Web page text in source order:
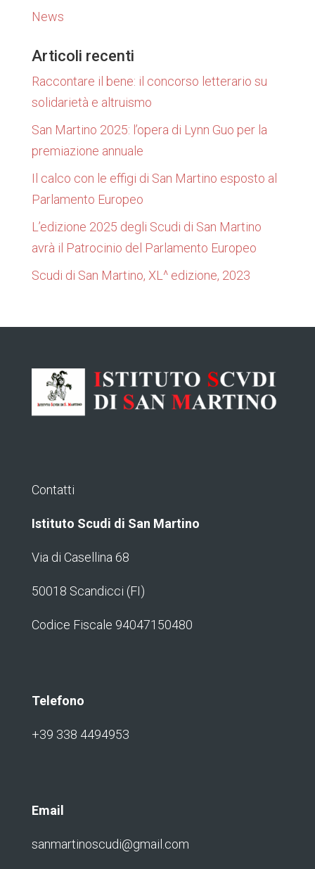
News
Articoli recenti
Raccontare il bene: il concorso letterario su
solidarietà e altruismo
San Martino 2025: l’opera di Lynn Guo per la
premiazione annuale
Il calco con le effigi di San Martino esposto al
Parlamento Europeo
L’edizione 2025 degli Scudi di San Martino
avrà il Patrocinio del Parlamento Europeo
Scudi di San Martino, XL^ edizione, 2023
Contatti
Istituto Scudi di San Martino
Via di Casellina 68
50018 Scandicci (FI)
Codice Fiscale 94047150480
Telefono
+39 338 4494953
Email
sanmartinoscudi@gmail.com